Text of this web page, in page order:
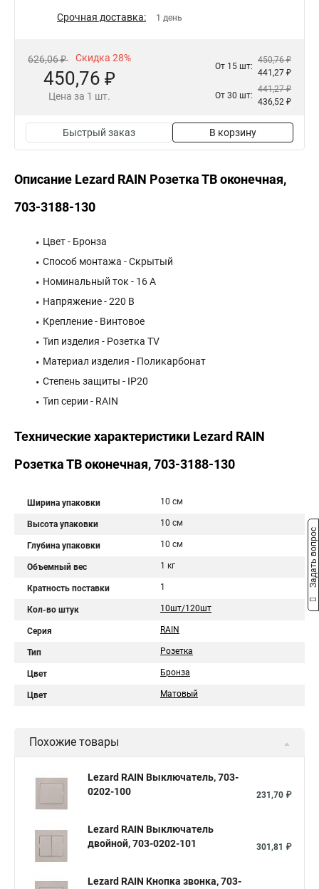
Срочная доставка: 1 день
626,06 ₽ Скидка 28%
450,76 ₽
Цена за 1 шт.
От 15 шт:
450,76 ₽
441,27 ₽
От 30 шт:
441,27 ₽
436,52 ₽
Быстрый заказ В корзину
Описание Lezard RAIN Розетка ТВ оконечная,
703-3188-130
Цвет - Бронза
Способ монтажа - Скрытый
Номинальный ток - 16 А
Напряжение - 220 В
Крепление - Винтовое
Тип изделия - Розетка TV
Материал изделия - Поликарбонат
Степень защиты - IP20
Тип серии - RAIN
Технические характеристики Lezard RAIN
Розетка ТВ оконечная, 703-3188-130
Ширина упаковки 10 см
Высота упаковки 10 см
Глубина упаковки 10 см
Объемный вес 1 кг
Кратность поставки 1
Кол-во штук 10шт/120шт
Серия RAIN
Тип Розетка
Цвет Бронза
Цвет Матовый
Похожие товары
Lezard RAIN Выключатель, 703-
0202-100
231,70 ₽
Lezard RAIN Выключатель
двойной, 703-0202-101
301,81 ₽
Lezard RAIN Кнопка звонка, 703-
Задать вопрос